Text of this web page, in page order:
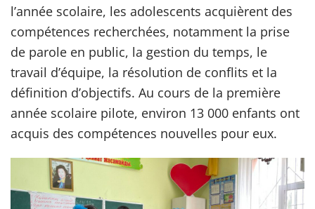
l’année scolaire, les adolescents acquièrent des
compétences recherchées, notamment la prise
de parole en public, la gestion du temps, le
travail d’équipe, la résolution de conflits et la
définition d’objectifs. Au cours de la première
année scolaire pilote, environ 13 000 enfants ont
acquis des compétences nouvelles pour eux.